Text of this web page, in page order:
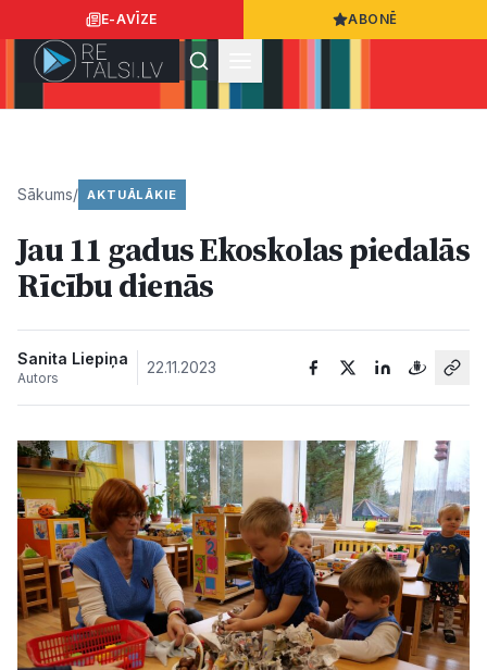
E-AVĪZE ABONĒ
Ziņas
Sports
Kultūra
Bizness
Video
Sākums/ AKTUĀLĀKIE
Jau 11 gadus Ekoskolas piedalās
Rīcību dienās
Sanita Liepiņa
Autors
22.11.2023